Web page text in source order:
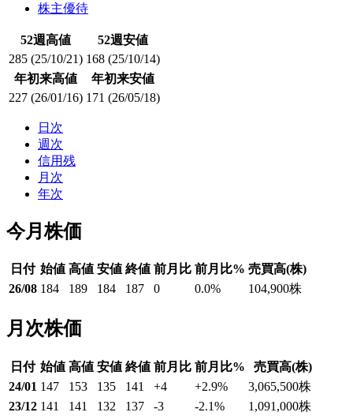
株主優待
52週高値
52週安値
285 (25/10/21) 168 (25/10/14)
年初来高値
年初来安値
227 (26/01/16) 171 (26/05/18)
日次
週次
信用残
月次
年次
今月株価
日付 始値 高値 安値 終値 前月比 前月比% 売買高(株)
26/08 184 189 184 187 0 0.0% 104,900株
月次株価
日付 始値 高値 安値 終値 前月比 前月比%
売買高(株)
24/01 147 153 135 141 +4 +2.9% 3,065,500株
23/12 141 141 132 137 -3 -2.1% 1,091,000株